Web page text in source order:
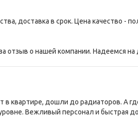
доставка в срок. Цена качество -
отзыв о нашей компании. Надеемся
квартире, дошли до радиаторов. А
Вежливый персонал и быстрая